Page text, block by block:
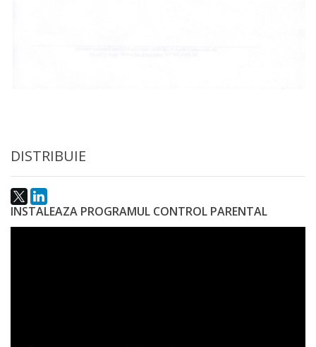
de
presă
Informații
DISTRIBUIE
INSTALEAZA PROGRAMUL CONTROL PARENTAL